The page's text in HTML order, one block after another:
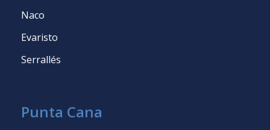
Naco
Evaristo
Serrallés
Punta Cana